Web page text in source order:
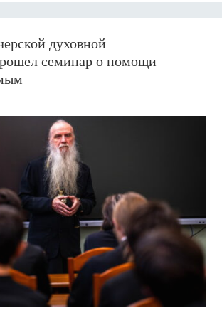
духовной
семинар о помощи